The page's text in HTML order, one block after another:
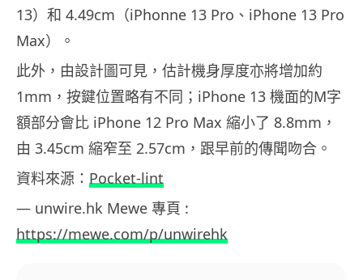
13）和 4.49cm（iPhonne 13 Pro、iPhone 13 Pro
Max）。
此外，由設計圖可見，估計機身厚度亦將增加約
1mm，按鍵位置略有不同；iPhone 13 機面的M字
額部分會比 iPhone 12 Pro Max 縮小了 8.8mm，
由 3.45cm 縮窄至 2.57cm，跟早前的傳聞吻合。
資料來源： Pocket-lint
— unwire.hk Mewe 專頁 :
https://mewe.com/p/unwirehk